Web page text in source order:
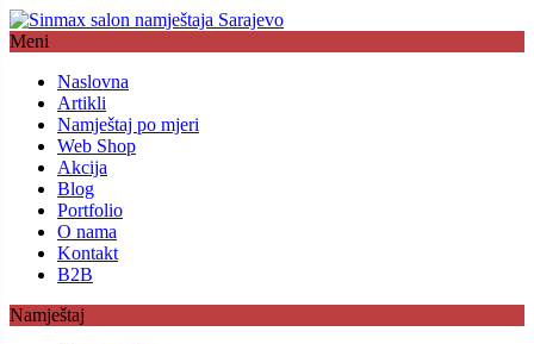
Meni
Naslovna
Artikli
Namještaj po mjeri
Web Shop
Akcija
Blog
Portfolio
O nama
Kontakt
B2B
Namještaj